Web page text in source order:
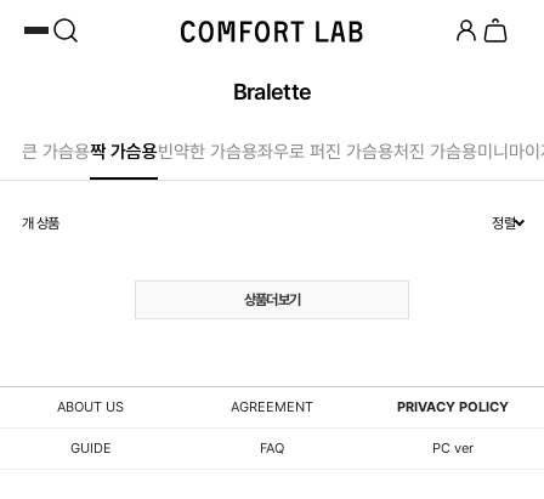
카카오채널 추가하고 10,000원 쿠폰 받기
Bralette
큰 가슴용짝 가슴용빈약한 가슴용좌우로 퍼진 가슴용처진 가슴용미니마
개 상품 정렬
상품더보기
ABOUT US AGREEMENT PRIVACY POLICY
GUIDE FAQ PC ver